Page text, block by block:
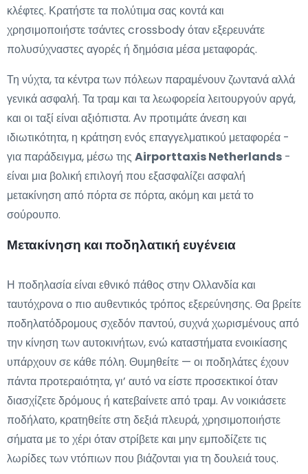
κλέφτες. Κρατήστε τα πολύτιμα σας κοντά και
χρησιμοποιήστε τσάντες crossbody όταν εξερευνάτε
πολυσύχναστες αγορές ή δημόσια μέσα μεταφοράς.
Τη νύχτα, τα κέντρα των πόλεων παραμένουν ζωντανά αλλά
γενικά ασφαλή. Τα τραμ και τα λεωφορεία λειτουργούν αργά,
και οι ταξί είναι αξιόπιστα. Αν προτιμάτε άνεση και
ιδιωτικότητα, η κράτηση ενός επαγγελματικού μεταφορέα -
για παράδειγμα, μέσω της Airporttaxis Netherlands -
είναι μια βολική επιλογή που εξασφαλίζει ασφαλή
μετακίνηση από πόρτα σε πόρτα, ακόμη και μετά το
σούρουπο.
Μετακίνηση και ποδηλατική ευγένεια
Η ποδηλασία είναι εθνικό πάθος στην Ολλανδία και
ταυτόχρονα ο πιο αυθεντικός τρόπος εξερεύνησης. Θα βρείτε
ποδηλατόδρομους σχεδόν παντού, συχνά χωρισμένους από
την κίνηση των αυτοκινήτων, ενώ καταστήματα ενοικίασης
υπάρχουν σε κάθε πόλη. Θυμηθείτε — οι ποδηλάτες έχουν
πάντα προτεραιότητα, γι’ αυτό να είστε προσεκτικοί όταν
διασχίζετε δρόμους ή κατεβαίνετε από τραμ. Αν νοικιάσετε
ποδήλατο, κρατηθείτε στη δεξιά πλευρά, χρησιμοποιήστε
σήματα με το χέρι όταν στρίβετε και μην εμποδίζετε τις
λωρίδες των ντόπιων που βιάζονται για τη δουλειά τους.